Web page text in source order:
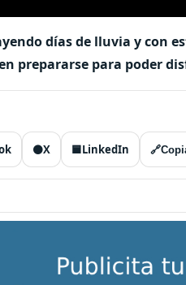
días de lluvia y con
prepararse para poder
⚫X 🟦LinkedIn 🔗